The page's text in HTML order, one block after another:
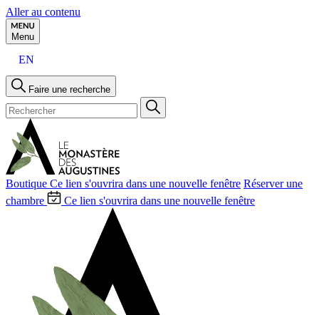
Aller au contenu
Menu
EN
Faire une recherche
Boutique Ce lien s'ouvrira dans une nouvelle fenêtre Réserver une
chambre
Ce lien s'ouvrira dans une nouvelle fenêtre